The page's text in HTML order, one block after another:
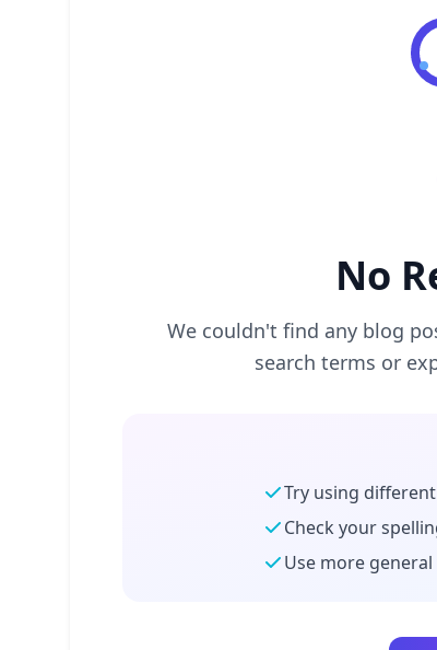
No
We couldn't find any blog
search terms or
Try using
Check your
Use more